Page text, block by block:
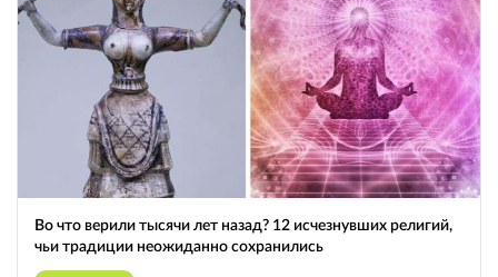
Во что верили тысячи лет назад? 12 исчезнувших религий,
чьи традиции неожиданно сохранились